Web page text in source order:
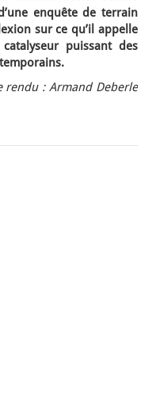
enquête de terrain
sur ce qu’il appelle
puissant des
rendu : Armand Deberle